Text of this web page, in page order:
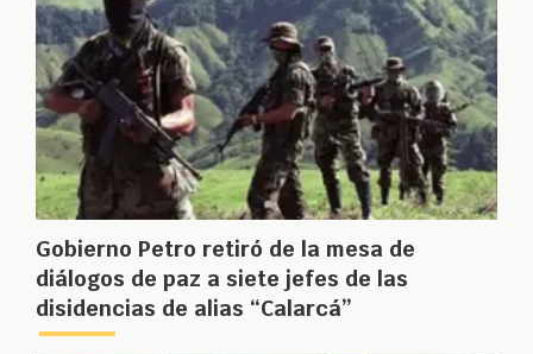
Gobierno Petro retiró de la mesa de
diálogos de paz a siete jefes de las
disidencias de alias “Calarcá”